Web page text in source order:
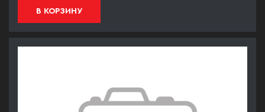
В КОРЗИНУ